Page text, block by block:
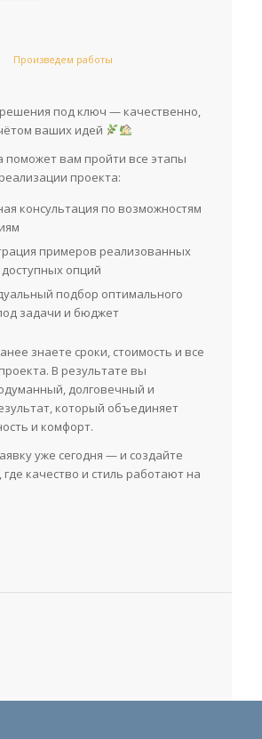
Произведем работы
под ключ — качественно,
ваших идей
вам пройти все этапы
проекта:
консультация по возможностям
примеров реализованных
опций
подбор оптимального
задачи и бюджет
знаете сроки, стоимость и все
В результате вы
долговечный и
который объединяет
и комфорт.
уже сегодня — и создайте
где качество и стиль работают на